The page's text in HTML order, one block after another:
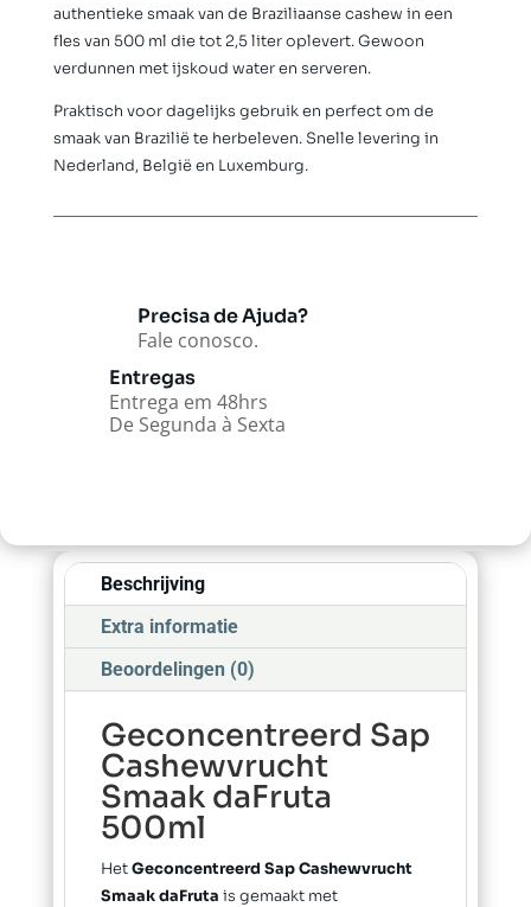
authentieke smaak van de Braziliaanse cashew in een
fles van 500 ml die tot 2,5 liter oplevert. Gewoon
verdunnen met ijskoud water en serveren.
Praktisch voor dagelijks gebruik en perfect om de
smaak van Brazilië te herbeleven. Snelle levering in
Nederland, België en Luxemburg.
Precisa de Ajuda?
Fale conosco.
Entregas
Entrega em 48hrs
De Segunda à Sexta
Beschrijving
Extra informatie
Beoordelingen (0)
Geconcentreerd Sap
Cashewvrucht
Smaak daFruta
500ml
HetGeconcentreerd Sap Cashewvrucht
Smaak daFruta is gemaakt met